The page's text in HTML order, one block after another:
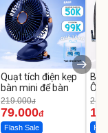
Quạt tích điện kẹp
bàn mini để bàn
219.000đ
79.000đ
Flash Sale
Ô
Hot